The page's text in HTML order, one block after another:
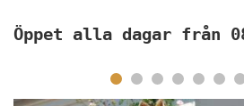
Öppet alla dagar från